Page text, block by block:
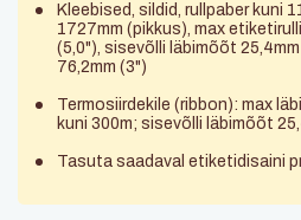
Kleebised, sildid, rullpaber kuni
1727mm (pikkus), max
(5,0"), sisevõlli läbimõõt 25,4mm
76,2mm (3")
Termosiirdekile (ribbon): max
kuni 300m; sisevõlli läbimõõt
Tasuta saadaval etiketidisaini